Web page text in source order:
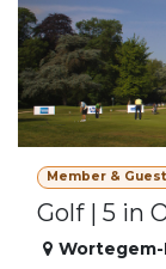
Member & Guest
Golf | 5 in